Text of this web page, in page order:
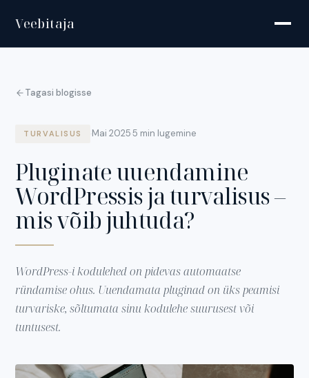
Veebitaja
Tagasi blogisse
TURVALISUS ·Mai 2025·5 min lugemine
Pluginate uuendamine
WordPressis ja turvalisus –
mis võib juhtuda?
WordPress-i kodulehed on pidevas automaatse
ründamise ohus. Uuendamata pluginad on üks peamisi
turvariske, sõltumata sinu kodulehe suurusest või
tuntusest.